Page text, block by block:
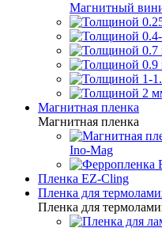
Магнитный
Магнитная пленка
Магнитная пленка
Ino-Mag
Пленка EZ-Cling
Пленка для
Пленка для